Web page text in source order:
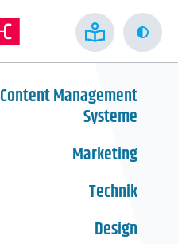
Content Management
Systeme
Marketing
Technik
Design